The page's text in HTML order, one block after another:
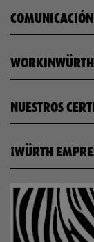
COMUNICACIÓN
WORKINWÜRTH
NUESTROS
¡WÜRTH